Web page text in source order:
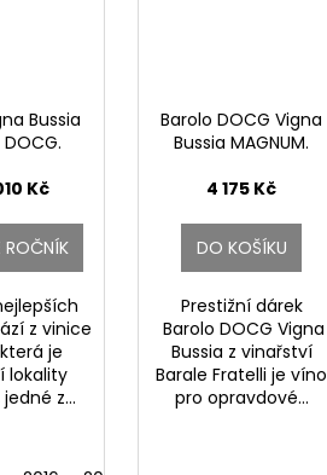
Bussia
Kč
ROČNÍK
z vinice
je
lokality
z...
Barolo DOCG Vigna
Bussia MAGNUM.
4 175 Kč
DO KOŠÍKU
Prestižní dárek
Barolo DOCG Vigna
Bussia z vinařství
Barale Fratelli je víno
pro opravdové...